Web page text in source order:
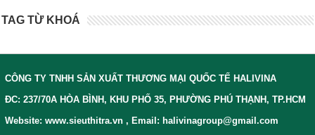
TAG TỪ KHOÁ
CÔNG TY TNHH SẢN XUẤT THƯƠNG MẠI QUỐC TẾ HALIVINA
ĐC: 237/70A HÒA BÌNH, KHU PHỐ 35, PHƯỜNG PHÚ THẠNH, TP.HCM
Website: www.sieuthitra.vn , Email: halivinagroup@gmail.com